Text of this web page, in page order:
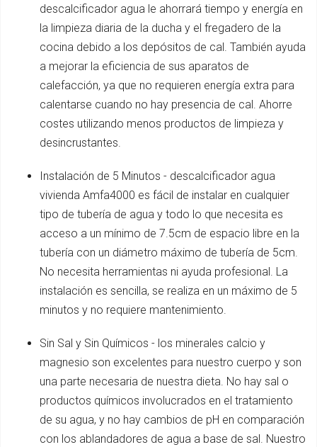
descalcificador agua le ahorrará tiempo y energía en
la limpieza diaria de la ducha y el fregadero de la
cocina debido a los depósitos de cal. También ayuda
a mejorar la eficiencia de sus aparatos de
calefacción, ya que no requieren energía extra para
calentarse cuando no hay presencia de cal. Ahorre
costes utilizando menos productos de limpieza y
desincrustantes.
Instalación de 5 Minutos - descalcificador agua
vivienda Amfa4000 es fácil de instalar en cualquier
tipo de tubería de agua y todo lo que necesita es
acceso a un mínimo de 7.5cm de espacio libre en la
tubería con un diámetro máximo de tubería de 5cm.
No necesita herramientas ni ayuda profesional. La
instalación es sencilla, se realiza en un máximo de 5
minutos y no requiere mantenimiento.
Sin Sal y Sin Químicos - los minerales calcio y
magnesio son excelentes para nuestro cuerpo y son
una parte necesaria de nuestra dieta. No hay sal o
productos químicos involucrados en el tratamiento
de su agua, y no hay cambios de pH en comparación
con los ablandadores de agua a base de sal. Nuestro